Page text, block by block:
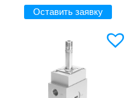
Оставить заявку